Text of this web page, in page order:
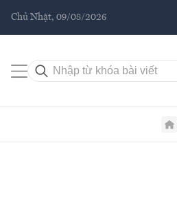
Chủ Nhật, 09/08/2026